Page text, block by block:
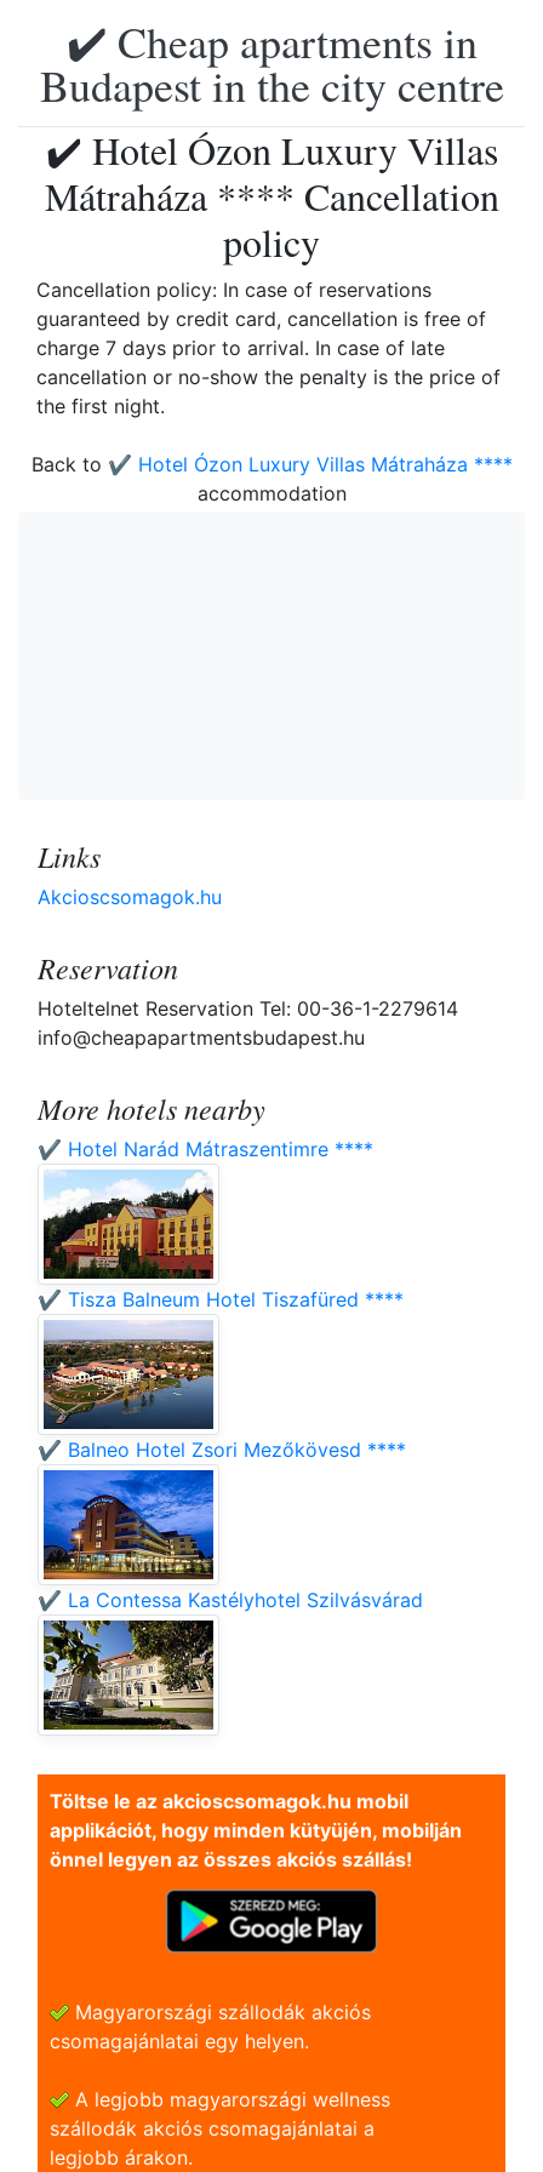
✔️ Cheap apartments in
Budapest in the city centre
✔️ Hotel Ózon Luxury Villas
Mátraháza **** Cancellation
policy
Cancellation policy: In case of reservations
guaranteed by credit card, cancellation is free of
charge 7 days prior to arrival. In case of late
cancellation or no-show the penalty is the price of
the first night.
Back to ✔️ Hotel Ózon Luxury Villas Mátraháza ****
accommodation
Links
Akcioscsomagok.hu
Reservation
Hoteltelnet Reservation Tel: 00-36-1-2279614
info@cheapapartmentsbudapest.hu
More hotels nearby
✔️ Hotel Narád Mátraszentimre ****
✔️ Tisza Balneum Hotel Tiszafüred ****
✔️ Balneo Hotel Zsori Mezőkövesd ****
✔️ La Contessa Kastélyhotel Szilvásvárad
Töltse le az akcioscsomagok.hu mobil
applikációt, hogy minden kütyüjén, mobilján
önnel legyen az összes akciós szállás!
Magyarországi szállodák akciós
csomagajánlatai egy helyen.
A legjobb magyarországi wellness
szállodák akciós csomagajánlatai a
legjobb árakon.